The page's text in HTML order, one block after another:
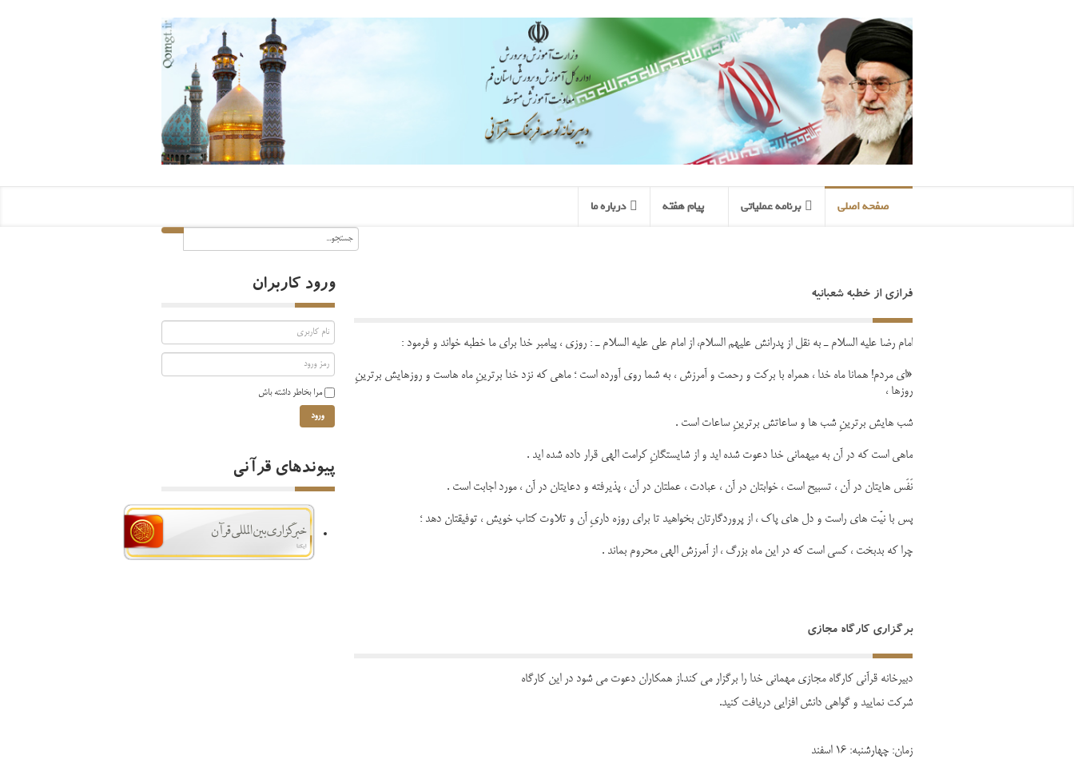
صفحه اصلی برنامه عملیاتی پیام هفته درباره ما
فرازی از خطبه شعبانیه
امام رضا علیه السلام ـ به نقل از پدرانش علیهم السلام، از امام على علیه السلام ـ : روزى ، پیامبر خدا براى ما خطبه خواند و فرمود :
«اى مردم! همانا ماه خدا ، همراه با برکت و رحمت و آمرزش ، به شما روى آورده است ؛ ماهى که نزد خدا برترینِ ماه هاست و روزهایش برترینِ
روزها ،
شب هایش برترینِ شب ها و ساعاتش برترینِ ساعات است .
ماهى است که در آن به میهمانى خدا دعوت شده اید و از شایستگانِ کرامت الهى قرار داده شده اید .
نَفَس هایتان در آن ، تسبیح است ، خوابتان در آن ، عبادت ، عملتان در آن ، پذیرفته و دعایتان در آن ، مورد اجابت است .
پس با نیّت هاى راست و دل هاى پاک ، از پروردگارتان بخواهید تا براى روزه دارىِ آن و تلاوت کتاب خویش ، توفیقتان دهد ؛
چرا که بدبخت ، کسى است که در این ماه بزرگ ، از آمرزش الهى محروم بماند .
برگزاری کارگاه مجازی
دبیرخانه قرآنی کارگاه مجازی مهمانی خدا را برگزار می کند.از همکاران دعوت می شود در این کارگاه
شرکت نمایید و گواهی دانش افزایی دریافت کنید.
زمان: چهارشنبه: 16 اسفند
ورود کاربران
مرا بخاطر داشته باش
ورود
پیوندهای قرآنی